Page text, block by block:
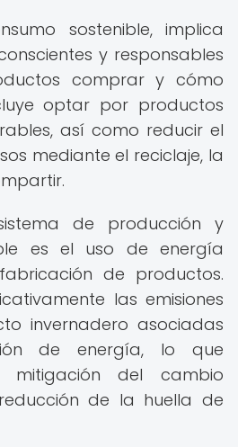
sostenible, implica
y responsables
comprar y cómo
optar por productos
así como reducir el
mediante el reciclaje, la
de producción y
es el uso de energía
de productos.
las emisiones
invernadero asociadas
de energía, lo que
del cambio
de la huella de